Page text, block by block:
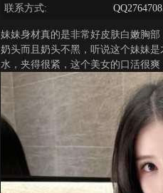
联系方式:
妹妹身材真的是非常好皮肤白嫩胸
奶头而且奶头不黑，听说这个妹妹
水，夹得很紧，这个美女的口活很爽